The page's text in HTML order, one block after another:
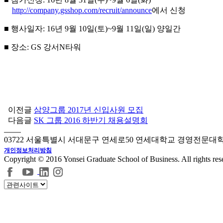
http://company.gsshop.com/recruit/announce에서 신청
■ 행사일자: 16년 9월 10일(토)~9월 11일(일) 양일간
■ 장소: GS 강서N타워
이전글 삼양그룹 2017년 신입사원 모집
다음글 SK 그룹 2016 하반기 채용설명회
03722 서울특별시 서대문구 연세로50 연세대학교 경영전문대
개인정보처리방침
Copyright © 2016 Yonsei Graduate School of Business. All rights